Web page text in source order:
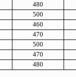
480
500
460
470
500
470
480